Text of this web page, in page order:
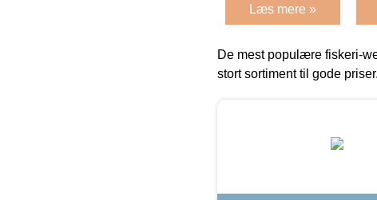
Læs mere »
De mest populære fiskeri-
stort sortiment til gode priser.